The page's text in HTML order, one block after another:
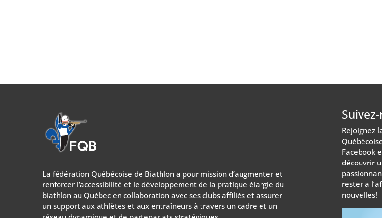
La fédération Québécoise de Biathlon a pour mission d’augmenter et
renforcer l’accessibilité et le développement de la pratique élargie du
biathlon au Québec en collaboration avec ses clubs affiliés et assurer
un support aux athlètes et aux entraîneurs à travers un cadre et un
Rejoignez
Facebook
découvrir
rester à
nouvelles!